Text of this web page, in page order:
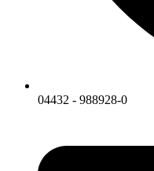
04432 - 988928-0